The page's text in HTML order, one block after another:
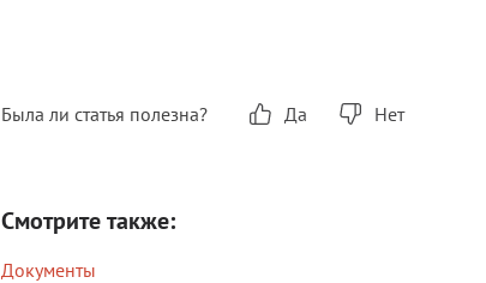
Была ли статья полезна? Да Нет
Смотрите также:
Документы